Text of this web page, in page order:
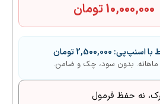
10,000,000تومان
با اسنپ‌پی: 2,500,000تومان
نه حفظ فرمول